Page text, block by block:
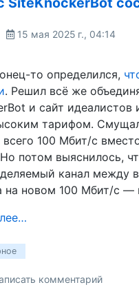
15 мая 2025 г., 04:14
то определился,
. Решил всё же
и сайт идеалистов
тарифом.
100 Мбит/с
потом выяснилось,
канал между
на новом 100 Мбит/с —
комментарий